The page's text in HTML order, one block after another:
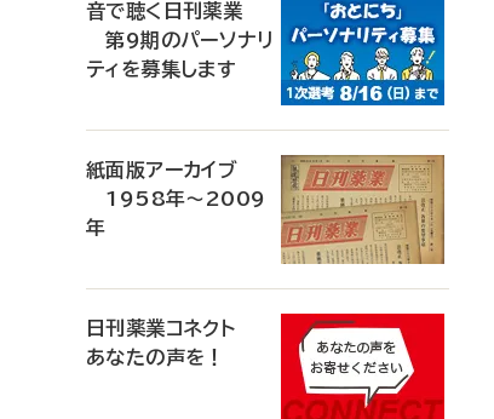
音で聴く日刊薬業
第9期のパーソナリ
ティを募集します
紙面版アーカイブ
1958年～2009
年
日刊薬業コネクト
あなたの声を！